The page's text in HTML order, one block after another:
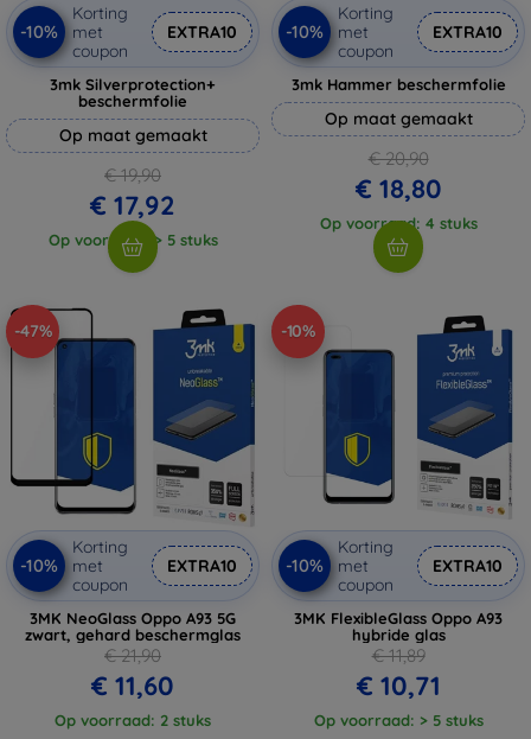
-10%
Korting
met
coupon
EXTRA10
3mk Silverprotection+
beschermfolie
Op maat gemaakt
€ 19,90
€ 17,92
Op voorraad: > 5 stuks
-10%
Korting
met
coupon
EXTRA10
3mk Hammer beschermfolie
Op maat gemaakt
€ 20,90
€ 18,80
Op voorraad: 4 stuks
-47%
-10%
Korting
met
coupon
EXTRA10
3MK NeoGlass Oppo A93 5G
zwart, gehard beschermglas
€ 21,90
€ 11,60
Op voorraad: 2 stuks
-10%
-10%
Korting
met
coupon
EXTRA10
3MK FlexibleGlass Oppo A93
hybride glas
€ 11,89
€ 10,71
Op voorraad: > 5 stuks